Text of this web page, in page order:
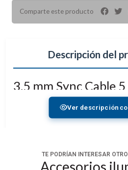
Comparte este producto
Descripción del
3.5 mm Sync Cable
sincronización de 5
conexión miniphone
Ver descripción
TE PODRÍAN INTERESAR